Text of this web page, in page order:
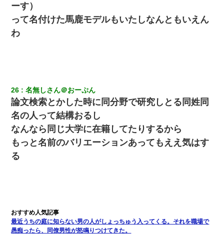
ーす）
って名付けた馬鹿モデルもいたしなんともいえん
わ
26 名無しさん＠おーぷん
論文検索とかした時に同分野で研究しとる同姓同
名の人って結構おるし
なんなら同じ大学に在籍してたりするから
もっと名前のバリエーションあってもええ気はす
る
最近うちの庭に知らない男の人がしょっちゅう入ってくる。それを職場で
愚痴ったら、同僚男性が怒鳴りつけてきた。